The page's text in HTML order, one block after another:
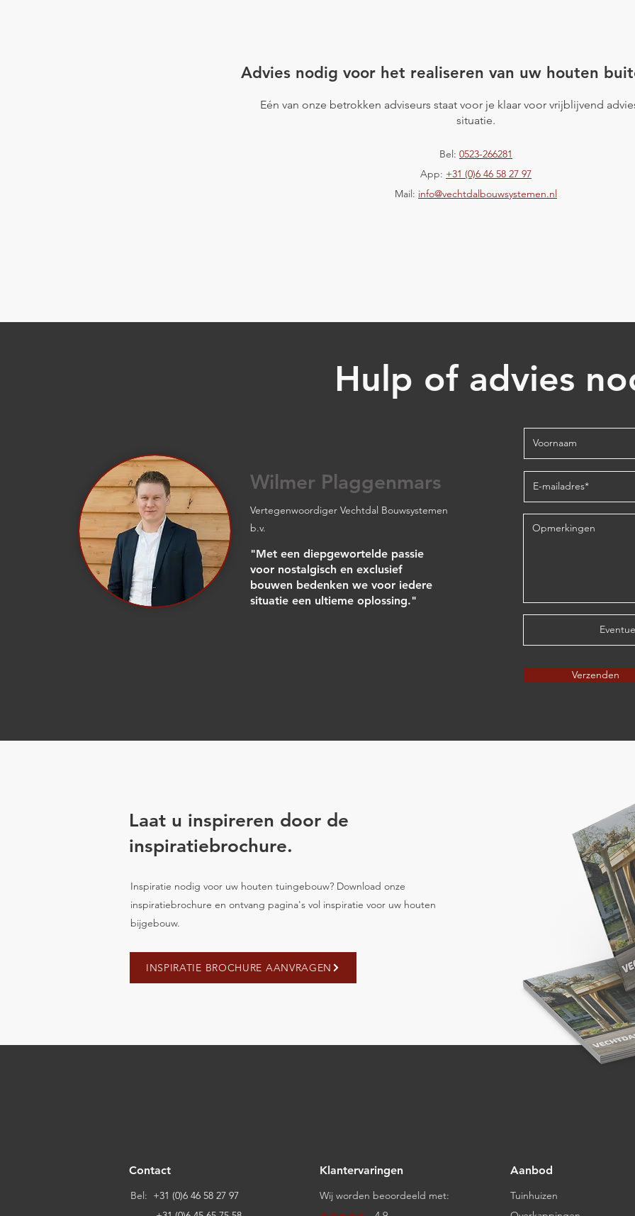
Advies nodig voor het realiseren van uw houten
Eén van onze betrokken adviseurs staat voor je klaar voor vrijblijvend
situatie.
Bel: 0523-266281
App: +31 (0)6 46 58 27 97
Mail: info@vechtdalbouwsystemen.nl
Hulp of advies
Wilmer Plaggenmars
Vertegenwoordiger Vechtdal Bouwsystemen
b.v.
"Met een diepgewortelde passie
voor nostalgisch en exclusief
bouwen bedenken we voor iedere
situatie een ultieme oplossing."
Verzenden
Laat u inspireren door de
inspiratiebrochure.
Inspiratie nodig voor uw houten tuingebouw? Download onze
inspiratiebrochure en ontvang pagina's vol inspiratie voor uw houten
bijgebouw.
INSPIRATIE BROCHURE AANVRAGEN
Contact Klantervaringen
Bel: +31 (0)6 46 58 27 97
Wij worden beoordeeld met:
Aanbod
Tuinhuizen